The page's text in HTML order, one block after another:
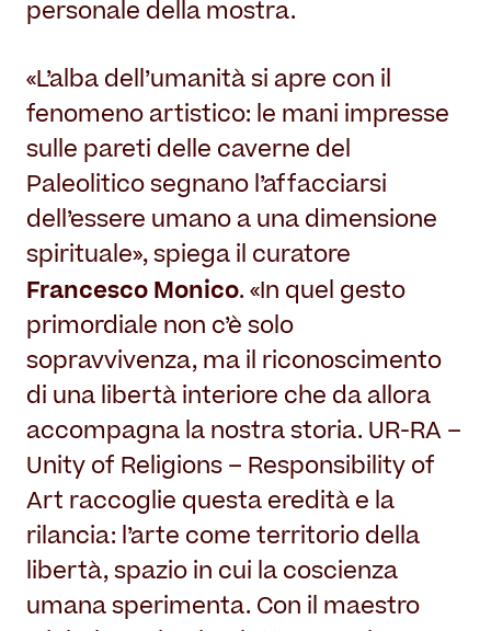
personale della mostra.
«L’alba dell’umanità si apre con il
fenomeno artistico: le mani impresse
sulle pareti delle caverne del
Paleolitico segnano l’affacciarsi
dell’essere umano a una dimensione
spirituale», spiega il curatore
Francesco Monico. «In quel gesto
primordiale non c’è solo
sopravvivenza, ma il riconoscimento
di una libertà interiore che da allora
accompagna la nostra storia. UR-RA –
Unity of Religions – Responsibility of
Art raccoglie questa eredità e la
rilancia: l’arte come territorio della
libertà, spazio in cui la coscienza
umana sperimenta. Con il maestro